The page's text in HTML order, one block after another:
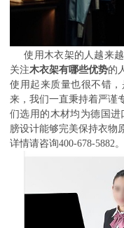
使用木衣架的人越来
关注木衣架有哪些优势的
使用起来质量也很不错
来，我们一直秉持着严谨
们选用的木材均为德国
膀设计能够完美保持衣物
详情请咨询400-678-5882。